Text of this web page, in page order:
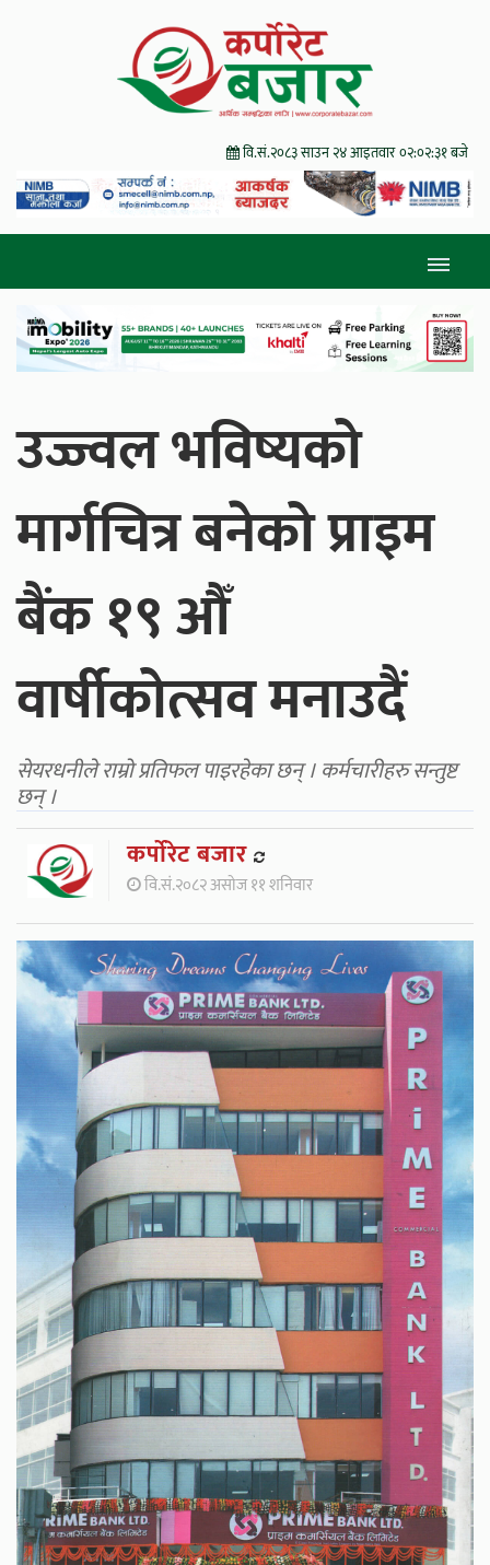
वि.सं.२०८३ साउन २४ आइतवार०२:०२:३३ बजे
उज्ज्वल भविष्यको
मार्गचित्र बनेको प्राइम
बैंक १९ औँ
वार्षीकोत्सव मनाउदैं
सेयरधनीले राम्रो प्रतिफल पाइरहेका छन् । कर्मचारीहरु सन्तुष्ट
छन् ।
कर्पाेरेट बजार
वि.सं.२०८२ असोज ११ शनिवार